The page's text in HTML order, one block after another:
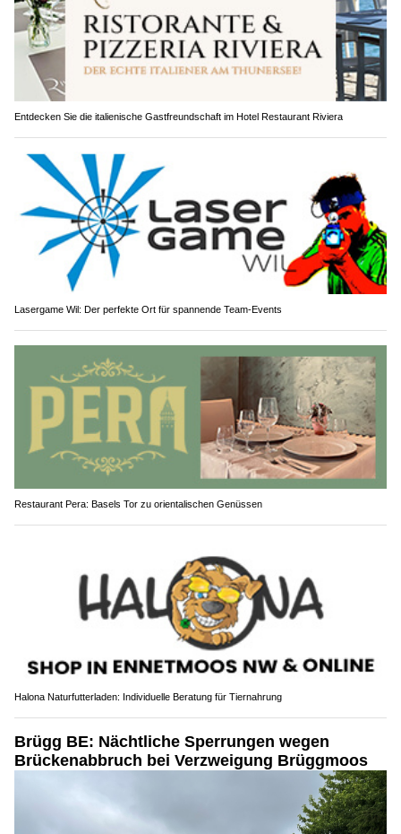
Entdecken Sie die italienische Gastfreundschaft im Hotel Restaurant Riviera
Lasergame Wil: Der perfekte Ort für spannende Team-Events
Restaurant Pera: Basels Tor zu orientalischen Genüssen
Halona Naturfutterladen: Individuelle Beratung für Tiernahrung
Brügg BE: Nächtliche Sperrungen wegen
Brückenabbruch bei Verzweigung Brüggmoos